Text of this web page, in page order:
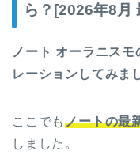
ら？[2026年8月
ノート オーラニス
レーションしてみま
ここでもノートの最
しました。